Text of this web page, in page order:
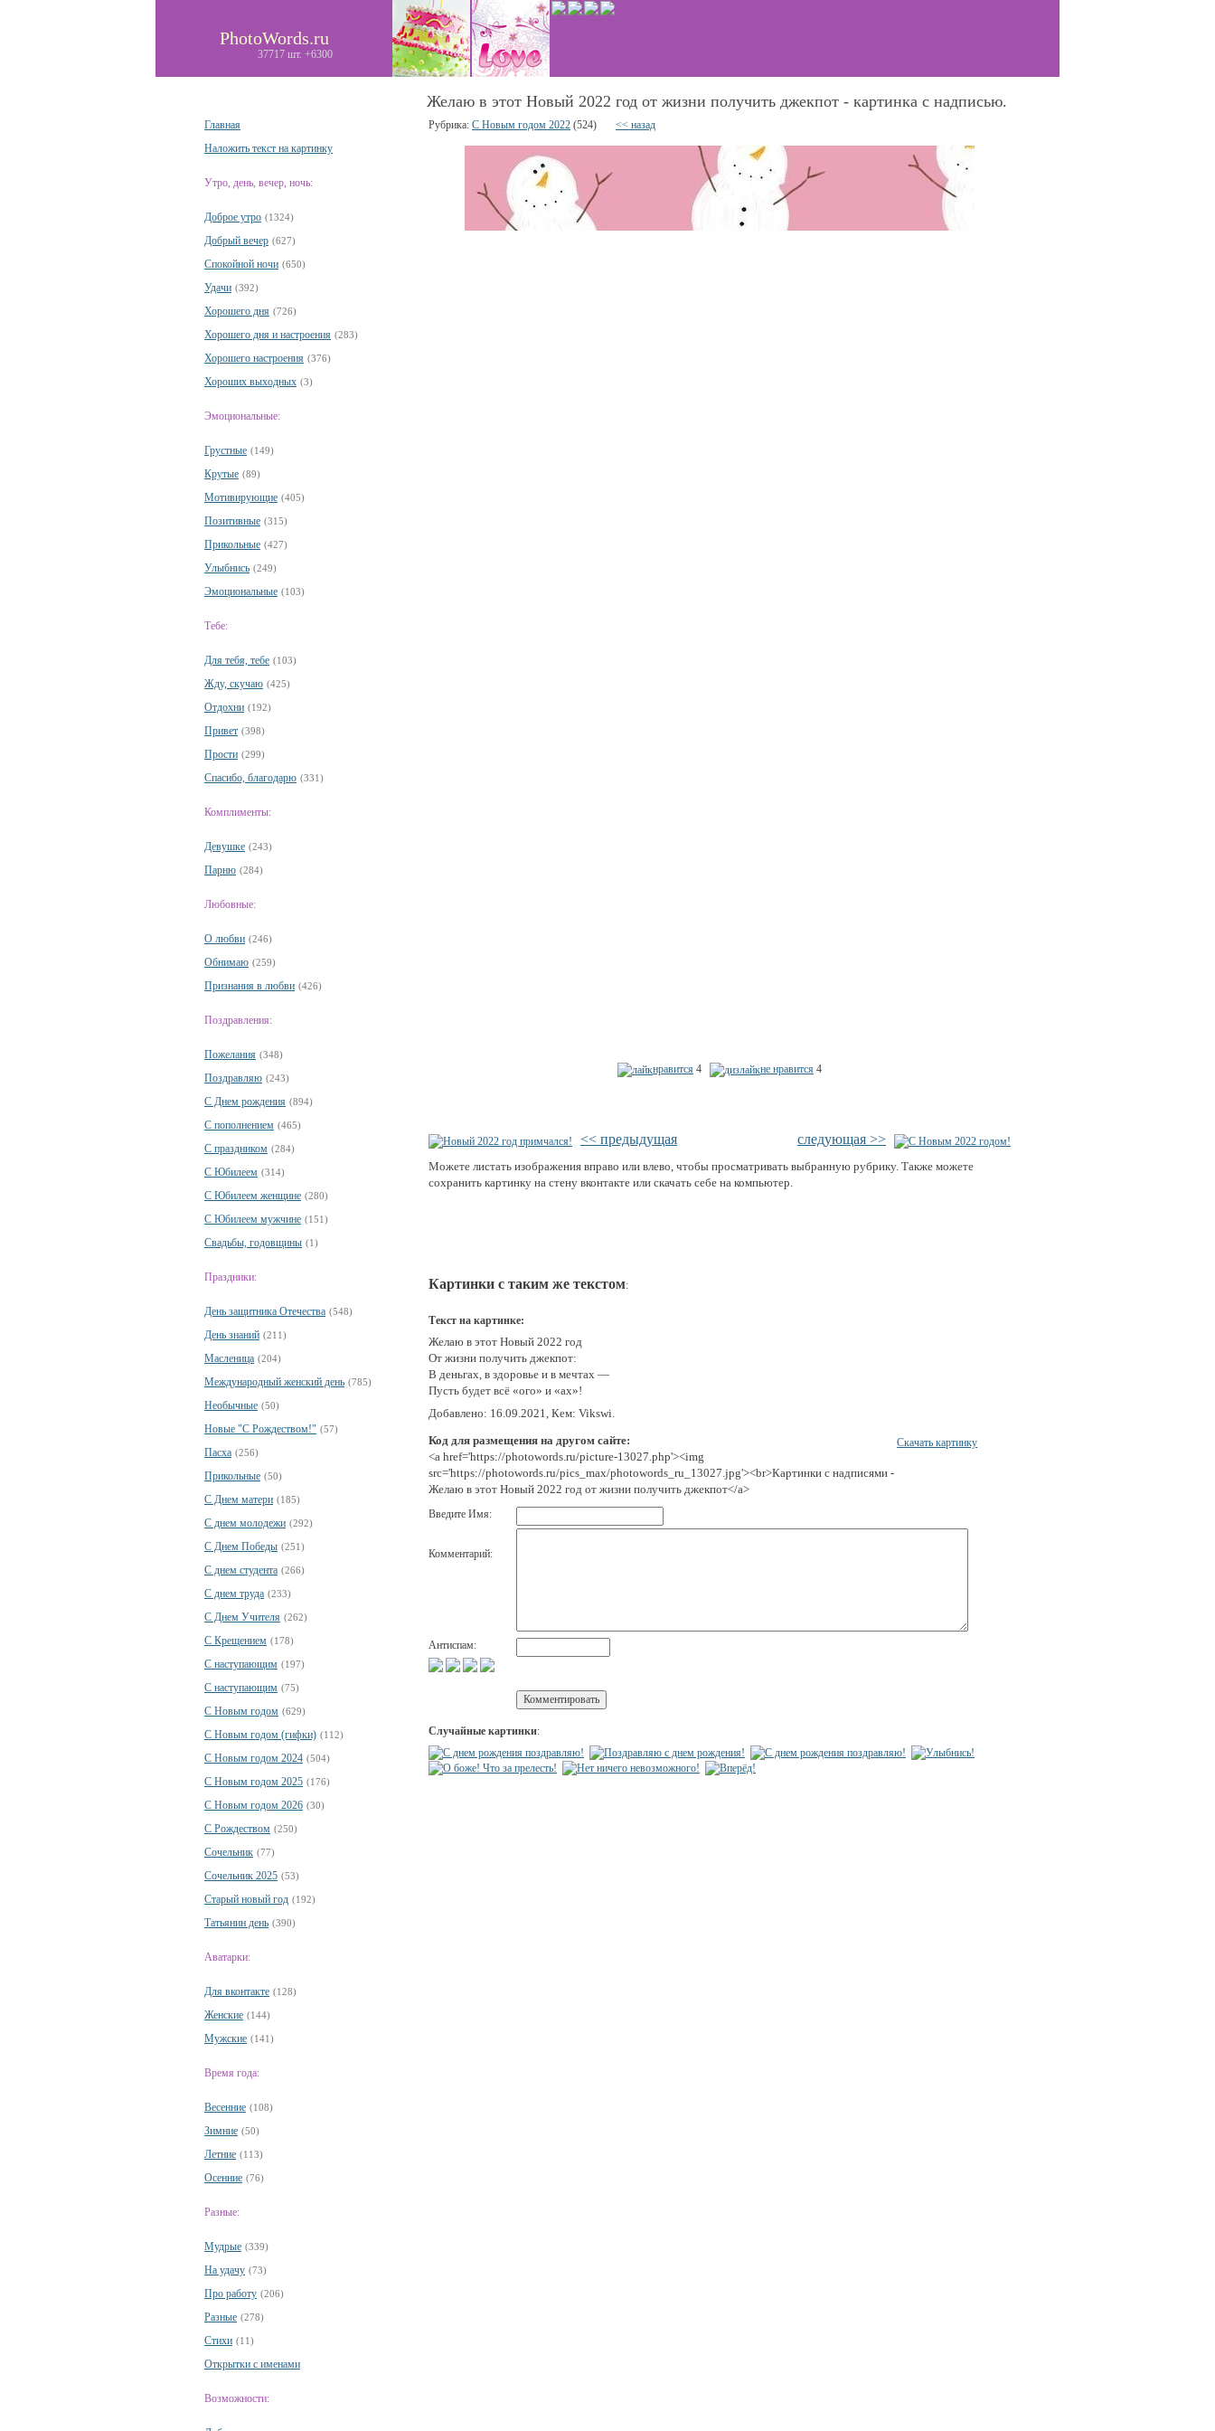
PhotoWords.ru
37717 шт. +6300
Главная
Наложить текст на картинку
Утро, день, вечер, ночь:
Доброе утро (1324)
Добрый вечер (627)
Спокойной ночи (650)
Удачи (392)
Хорошего дня (726)
Хорошего дня и настроения (283)
Хорошего настроения (376)
Хороших выходных (3)
Эмоциональные:
Грустные (149)
Крутые (89)
Мотивирующие (405)
Позитивные (315)
Прикольные (427)
Улыбнись (249)
Эмоциональные (103)
Тебе:
Для тебя, тебе (103)
Жду, скучаю (425)
Отдохни (192)
Привет (398)
Прости (299)
Спасибо, благодарю (331)
Комплименты:
Девушке (243)
Парню (284)
Любовные:
О любви (246)
Обнимаю (259)
Признания в любви (426)
Поздравления:
Пожелания (348)
Поздравляю (243)
С Днем рождения (894)
С пополнением (465)
С праздником (284)
С Юбилеем (314)
С Юбилеем женщине (280)
С Юбилеем мужчине (151)
Свадьбы, годовщины (1)
Праздники:
День защитника Отечества (548)
День знаний (211)
Масленица (204)
Международный женский день (785)
Необычные (50)
Новые "С Рождеством!" (57)
Пасха (256)
Прикольные (50)
С Днем матери (185)
С днем молодежи (292)
С Днем Победы (251)
С днем студента (266)
С днем труда (233)
С Днем Учителя (262)
С Крещением (178)
С наступающим (197)
С наступающим (75)
С Новым годом (629)
С Новым годом (гифки) (112)
С Новым годом 2024 (504)
С Новым годом 2025 (176)
С Новым годом 2026 (30)
С Рождеством (250)
Сочельник (77)
Сочельник 2025 (53)
Старый новый год (192)
Татьянин день (390)
Аватарки:
Для вконтакте (128)
Женские (144)
Мужские (141)
Время года:
Весенние (108)
Зимние (50)
Летние (113)
Осенние (76)
Разные:
Мудрые (339)
На удачу (73)
Про работу (206)
Разные (278)
Стихи (11)
Открытки с именами
Возможности:
Желаю в этот Новый 2022 год от жизни получить джекпот - картинка с надписью.
Рубрика: С Новым годом 2022 (524) << назад
нравится 4 не нравится 4
<< предыдущая следующая >>
Можете листать изображения вправо или влево, чтобы просматривать выбранную рубрику. Также можете
сохранить картинку на стену вконтакте или скачать себе на компьютер.
Картинки с таким же текстом:
Текст на картинке:
Желаю в этот Новый 2022 год
От жизни получить джекпот:
В деньгах, в здоровье и в мечтах —
Пусть будет всё «ого» и «ах»!
Добавлено: 16.09.2021, Кем: Vikswi.
Код для размещения на другом сайте:
<a href='https://photowords.ru/picture-13027.php'><img
src='https://photowords.ru/pics_max/photowords_ru_13027.jpg'><br>Картинки с надписями -
Желаю в этот Новый 2022 год от жизни получить джекпот</a>
Скачать картинку
Введите Имя:
Комментарий:
Антиспам:
Случайные картинки: